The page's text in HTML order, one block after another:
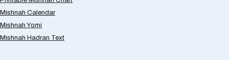
Mishnah Calendar
Mishnah Yomi
Mishnah Hadran Text